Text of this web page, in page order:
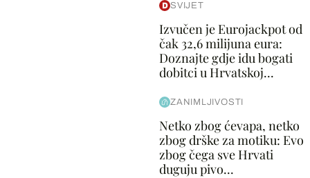
SVIJET
Izvučen je Eurojackpot od
čak 32,6 milijuna eura:
Doznajte gdje idu bogati
dobitci u Hrvatskoj...
ZANIMLJIVOSTI
Netko zbog ćevapa, netko
zbog drške za motiku: Evo
zbog čega sve Hrvati
duguju pivo...